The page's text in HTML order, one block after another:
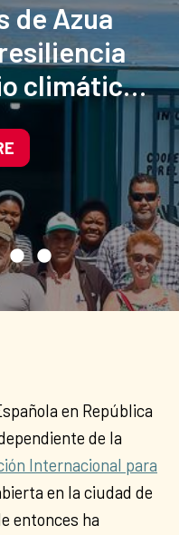
de Azua
climático
y
del
en República
de la
Internacional para
en la ciudad de
entonces ha